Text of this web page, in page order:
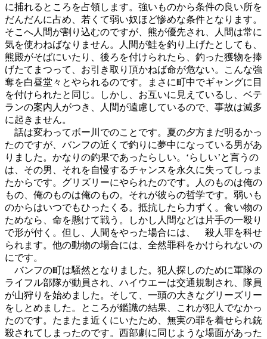
に捕れるところを占領します。強いものから条件の良い所を
だんだんに占め、若くて弱い奴ほど惨めな条件となります。
そこへ人間が割り込むのですが、熊が優先され、人間は常に
気を使わねばなりません。人間が鮭を釣り上げたとしても、
熊殿がそばにいたり、後ろを付けられたら、釣った獲物を捧
げたてまつって、お引き取り頂かねば命が危ない。こんな強
奪を白昼堂々とやられるのです。まさに町中でギャングに目
を付けられたと同じ。しかし、お互いに見えているし、ベテ
ランの案内人がつき、人間が遠慮しているので、事故は滅多
に起きません。
話は変わってボー川でのことです。夏の夕方まだ明るかっ
たのですが、バンフの近くで釣りに夢中になっている男があ
りました。かなりの釣果であったらしい。‘らしい’と言うの
は、その男、それを自慢するチャンスを永久に失ってしっま
たからです。グリズリーにやられたのです。人のものは俺の
もの、俺のものは俺のもの。それが彼らの哲学です。弱いも
のからはいつでもひったくる。抵抗したら力ずく。食い物の
ためなら、命を懸けて戦う。しかし人間などは片手の一殴り
で形が付く。但し、人間をやった場合には、 殺人罪を科せ
られます。他の動物の場合には、全然罪科をかけられないの
にです。
バンフの町は騒然となりました。犯人探しのために軍隊の
ライフル部隊が動員され、ハイウエーは交通規制され、隊員
が山狩りを始めました。そして、一頭の大きなグリーズリー
をしとめました。ところが鑑識の結果、これが犯人でなかっ
たのです。たまたま近くにいたため、無実の罪を着せられ銃
殺されてしまったのです。西部劇に同じような場面があった